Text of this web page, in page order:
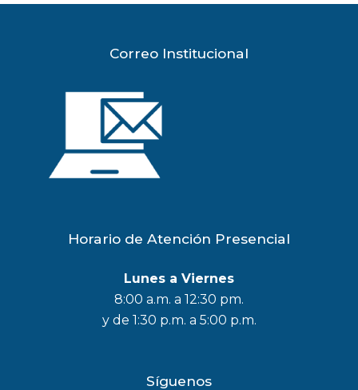
Correo Institucional
Horario de Atención Presencial
Lunes a Viernes
8:00 a.m. a 12:30 pm.
y de 1:30 p.m. a 5:00 p.m.
Síguenos